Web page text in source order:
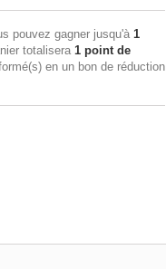
pouvez gagner jusqu'à 1
totalisera 1 point de
en un bon de réduction